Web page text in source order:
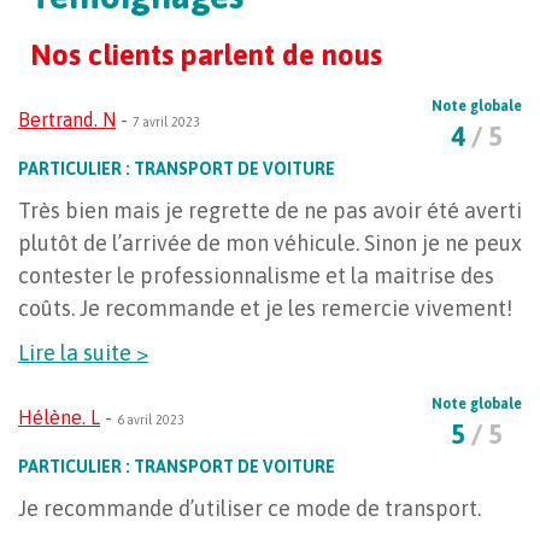
Nos clients parlent de nous
Bertrand. N - 7 avril 2023
Note globale
4 / 5
PARTICULIER : TRANSPORT DE VOITURE
Très bien mais je regrette de ne pas avoir été averti
plutôt de l’arrivée de mon véhicule. Sinon je ne peux
contester le professionnalisme et la maitrise des
coûts. Je recommande et je les remercie vivement!
Lire la suite >
Hélène. L - 6 avril 2023
Note globale
5 / 5
PARTICULIER : TRANSPORT DE VOITURE
Je recommande d’utiliser ce mode de transport.